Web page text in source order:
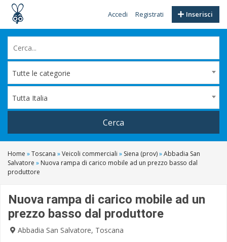
Inserisci
Accedi Registrati
Tutte le categorie
Tutta Italia
Cerca
Home »Toscana »Veicoli commerciali » Siena (prov)»Abbadia San
Salvatore » Nuova rampa di carico mobile ad un prezzo basso dal
produttore
Nuova rampa di carico mobile ad un
prezzo basso dal produttore
Abbadia San Salvatore, Toscana